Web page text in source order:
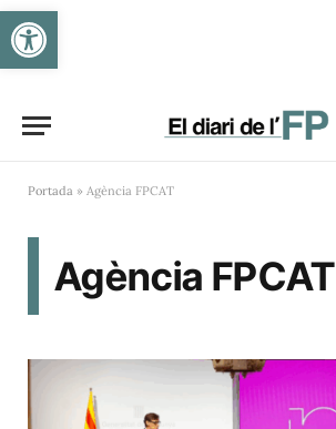
Obre la barra d'eines
Portada » Agència FPCAT
Agència FPCAT